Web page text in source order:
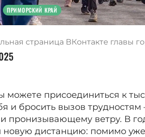
ПРИМОРСКИЙ КРАЙ
страница ВКонтакте главы
можете присоединиться к
и бросить вызов
и пронизывающему ветру. В
новую дистанцию: помимо уже